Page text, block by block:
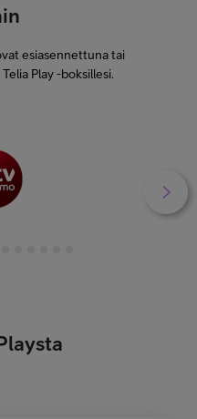
esiasennettuna tai
Play -boksillesi.